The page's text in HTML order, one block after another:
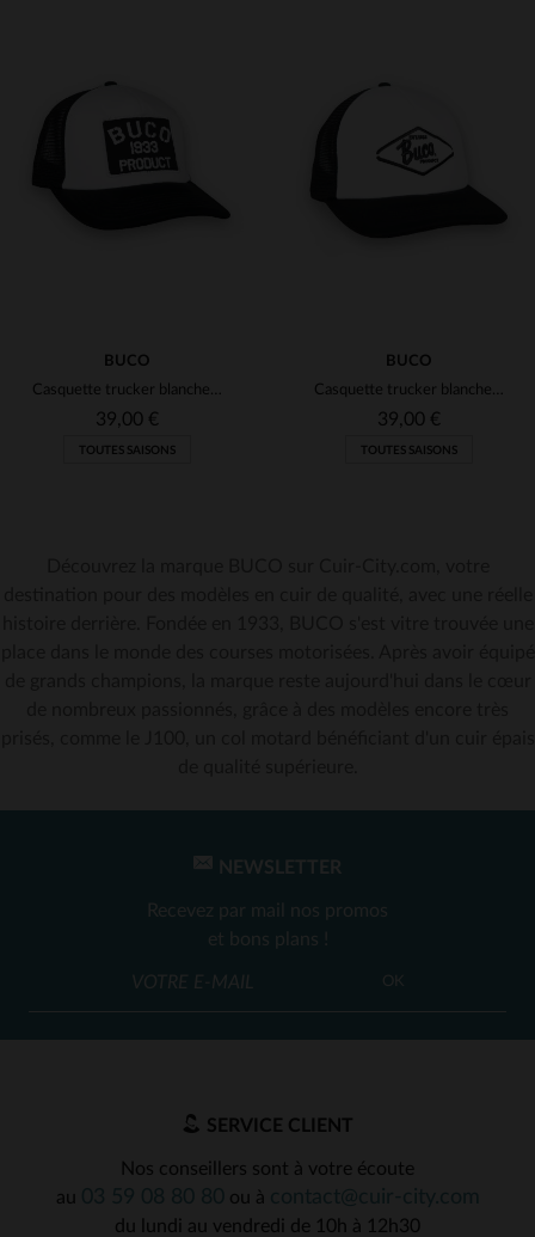
TAILLES DISPONIBLES
TU
TAILLES DISPONIBLES
TU
BUCO
Casquette trucker blanche et noire logo Product noir et blanc
39,00 €
TOUTES SAISONS
BUCO
Casquette trucker blanche et noire logo diamant blanc et noir
39,00 €
TOUTES SAISONS
NEWSLETTER
Recevez par mail nos promos
et bons plans !
OK
SERVICE CLIENT
Nos conseillers sont à votre écoute
au
ou à
du lundi au vendredi de 10h à 12h30